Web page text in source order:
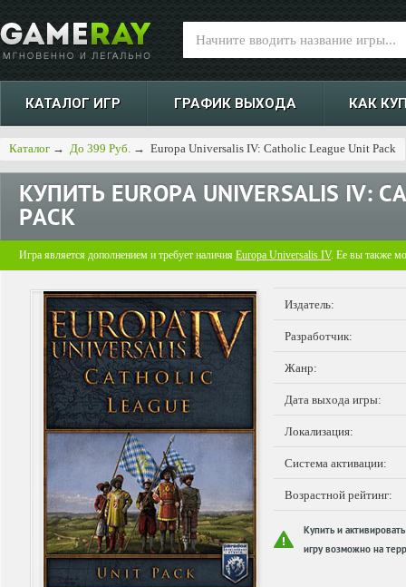
КАТАЛОГ ИГР ГРАФИК ВЫХОДА КАК
Каталог → До 399 Руб. → Europa Universalis IV: Catholic League Unit Pack
КУПИТЬ EUROPA UNIVERSALIS IV:
PACK
Игра является дополнением и требует наличия Europa Universalis IV. Ее вы также
Издатель:
Разработчик:
Жанр:
Дата выхода игры:
Локализация:
Система активации:
Возрастной рейтинг:
Купить и активировать
игру возможно на